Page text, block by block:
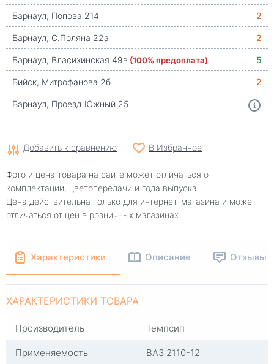
Барнаул, Попова 214
2
Барнаул, С.Поляна 22а
2
Барнаул, Власихинская 49в (100% предоплата)
5
Бийск, Митрофанова 2б
2
Барнаул, Проезд Южный 25
Добавить к сравнению В Избранное
Фото и цена товара на сайте может отличаться от
комплектации, цветопередачи и года выпуска
Цена действительна только для интернет-магазина и может
отличаться от цен в розничных магазинах
Характеристики Описание Отзывы
ХАРАКТЕРИСТИКИ ТОВАРА
Производитель
Темпсип
Применяемость
ВАЗ 2110-12